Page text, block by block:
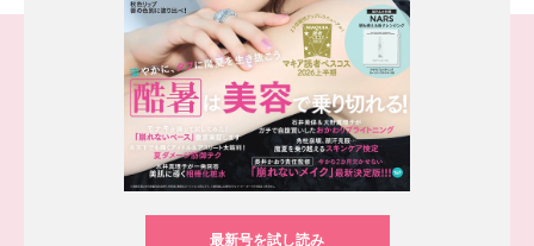
最新号を試し読み